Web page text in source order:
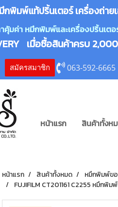
กพิมพ์แท้ปริ้นเตอร์ เครื่องถ่าย
มค่า หมึกพิมพ์และเครื่องปริ้นเต
เมื่อซื้อสินค้าครบ
สมัครสมาชิก 063-592-6665
หน้าแรก สินค้าทั้งห
หน้าแรก สินค้าทั้งหมด หมึกพิมพ์ข
FUJIFILM CT201161 C2255 หมึก